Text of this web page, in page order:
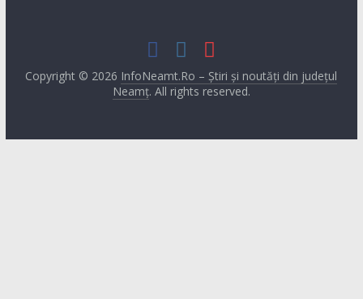
Copyright © 2026 InfoNeamt.Ro – Știri și noutăți din județul
Neamț. All rights reserved.